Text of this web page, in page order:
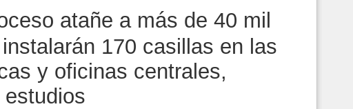
atañe a más de 40 mil
170 casillas en las
y oficinas centrales,